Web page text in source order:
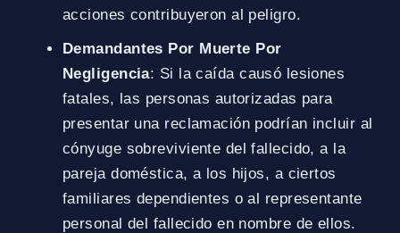
acciones contribuyeron al peligro.
Demandantes Por Muerte Por
Negligencia: Si la caída causó lesiones
fatales, las personas autorizadas para
presentar una reclamación podrían incluir al
cónyuge sobreviviente del fallecido, a la
pareja doméstica, a los hijos, a ciertos
familiares dependientes o al representante
personal del fallecido en nombre de ellos.